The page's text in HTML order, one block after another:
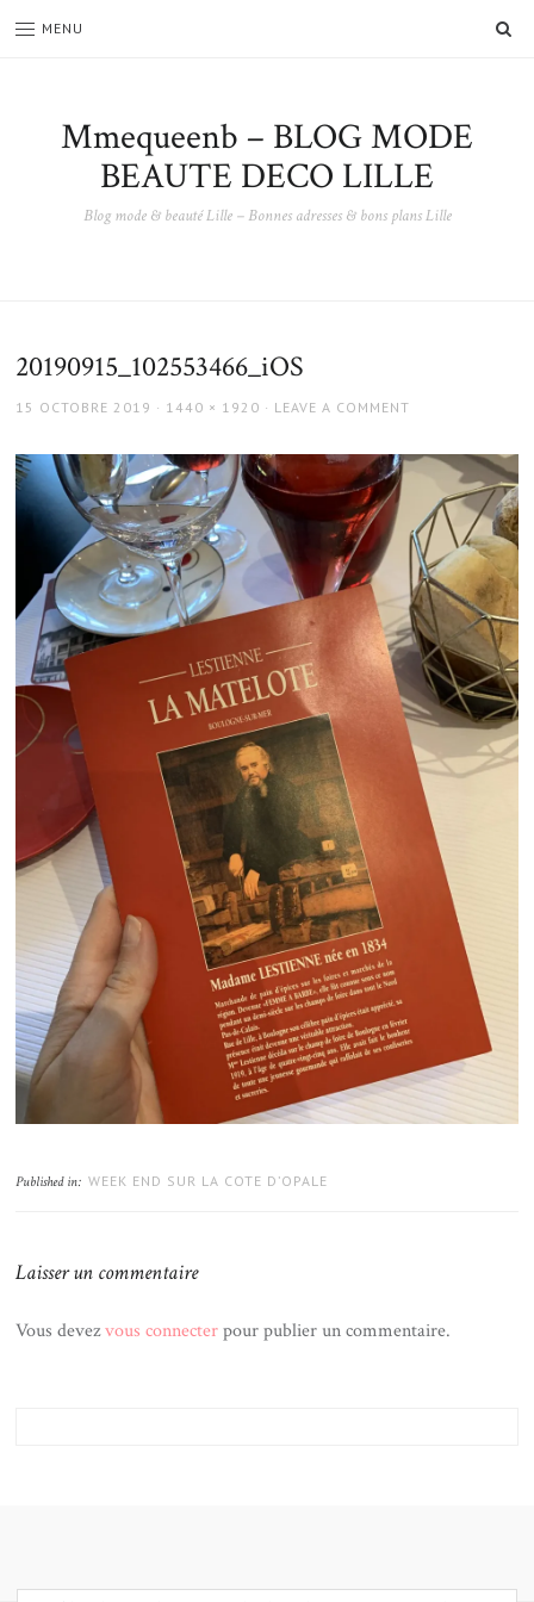
MENU
Mmequeenb – BLOG MODE
BEAUTE DECO LILLE
Blog mode & beauté Lille – Bonnes adresses & bons plans Lille
20190915_102553466_iOS
POSTED
15 OCTOBRE 2019
FULL
1440 × 1920 LEAVE A COMMENT
Published in: WEEK END SUR LA COTE D’OPALE
Laisser un commentaire
Vous devezvous connecterpour publier un commentaire.